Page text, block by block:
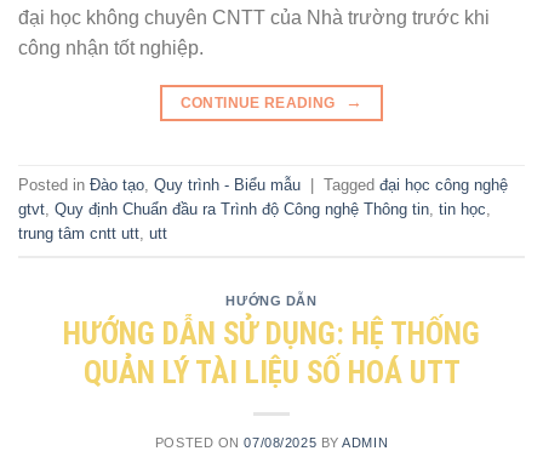
đại học không chuyên CNTT của Nhà trường trước khi
công nhận tốt nghiệp.
CONTINUE READING →
Posted in Đào tạo, Quy trình - Biểu mẫu Tagged đại học công nghệ
gtvt, Quy định Chuẩn đầu ra Trình độ Công nghệ Thông tin, tin học,
trung tâm cntt utt, utt
HƯỚNG DẪN
HƯỚNG DẪN SỬ DỤNG: HỆ THỐNG
QUẢN LÝ TÀI LIỆU SỐ HOÁ UTT
POSTED ON07/08/2025 BYADMIN